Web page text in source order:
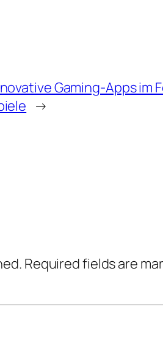
Gaming-Apps im
→
Required fields are